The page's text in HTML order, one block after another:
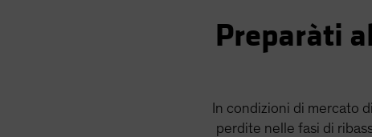
Preparàti
In condizioni di mercato
perdite nelle fasi di